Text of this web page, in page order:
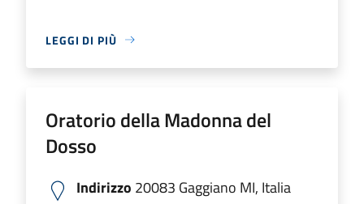
LEGGI DI PIÙ
Oratorio della Madonna del
Dosso
Indirizzo 20083 Gaggiano MI, Italia